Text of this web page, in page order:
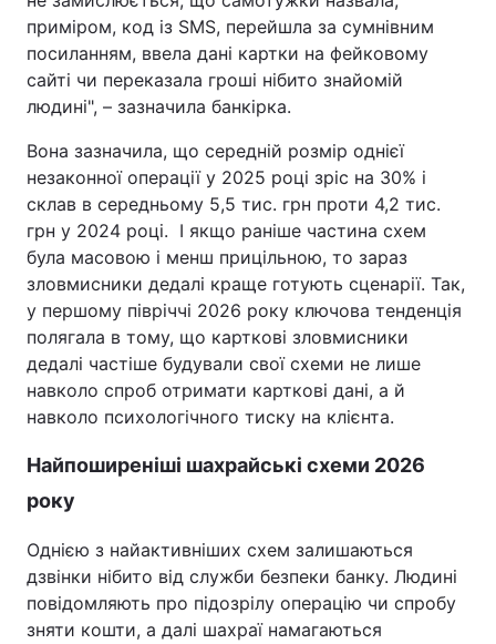
приміром, код із SMS, перейшла за сумнівним
посиланням, ввела дані картки на фейковому
сайті чи переказала гроші нібито знайомій
людині", – зазначила банкірка.
Вона зазначила, що середній розмір однієї
незаконної операції у 2025 році зріс на 30% і
склав в середньому 5,5 тис. грн проти 4,2 тис.
грн у 2024 році. І якщо раніше частина схем
була масовою і менш прицільною, то зараз
зловмисники дедалі краще готують сценарії. Так,
у першому півріччі 2026 року ключова тенденція
полягала в тому, що карткові зловмисники
дедалі частіше будували свої схеми не лише
навколо спроб отримати карткові дані, а й
навколо психологічного тиску на клієнта.
Найпоширеніші шахрайські схеми 2026
року
Однією з найактивніших схем залишаються
дзвінки нібито від служби безпеки банку. Людині
повідомляють про підозрілу операцію чи спробу
зняти кошти, а далі шахраї намагаються